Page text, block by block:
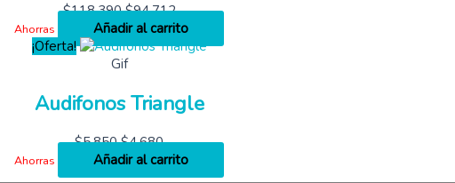
$118,390 $94,712
Ahorras
Añadir al carrito
¡Oferta!
Gif
Audifonos Triangle
$5,850 $4,680
Ahorras Añadir al carrito